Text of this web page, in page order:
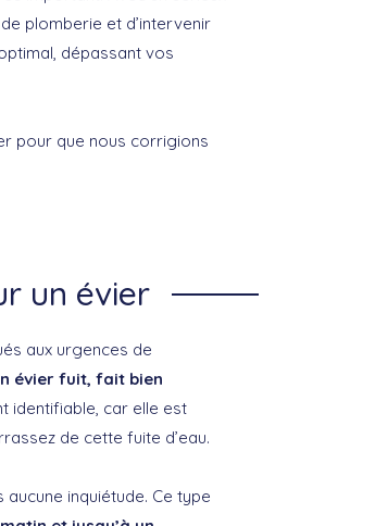
plomberie et d’intervenir
dépassant vos
pour que nous corrigions
un évier
aux urgences de
évier fuit, fait bien
identifiable, car elle est
de cette fuite d’eau.
inquiétude. Ce type